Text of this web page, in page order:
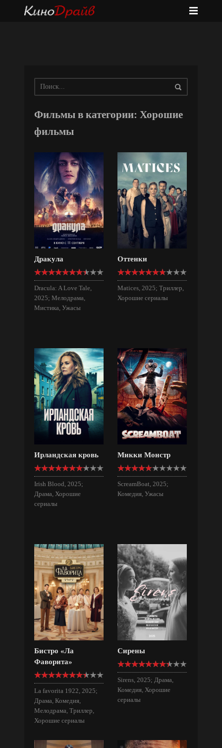
Фильмы в категории: Хорошие
фильмы
Дракула
Dracula: A Love Tale,
2025; Мелодрама,
Мистика, Ужасы
Оттенки
Matices, 2025; Триллер,
Хорошие сериалы
Ирландская кровь
Irish Blood, 2025;
Драма, Хорошие
сериалы
Микки Монстр
ScreamBoat, 2025;
Комедия, Ужасы
Бистро «Ла
Фаворита»
La favorita 1922, 2025;
Драма, Комедия,
Мелодрама, Триллер,
Хорошие сериалы
Сирены
Sirens, 2025; Драма,
Комедия, Хорошие
сериалы